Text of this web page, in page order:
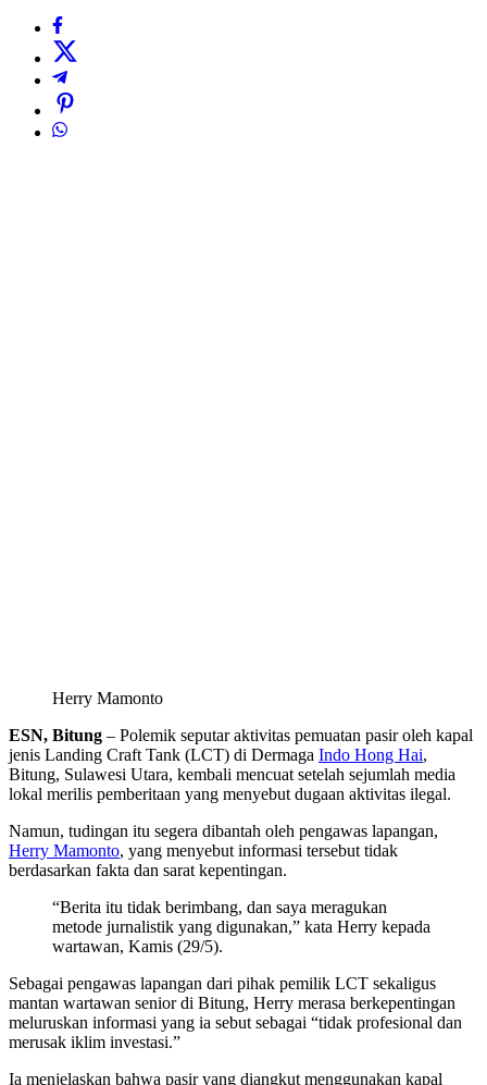
Herry Mamonto
ESN, Bitung – Polemik seputar aktivitas pemuatan pasir oleh kapal
jenis Landing Craft Tank (LCT) di Dermaga Indo Hong Hai,
Bitung, Sulawesi Utara, kembali mencuat setelah sejumlah media
lokal merilis pemberitaan yang menyebut dugaan aktivitas ilegal.
Namun, tudingan itu segera dibantah oleh pengawas lapangan,
Herry Mamonto, yang menyebut informasi tersebut tidak
berdasarkan fakta dan sarat kepentingan.
“Berita itu tidak berimbang, dan saya meragukan
metode jurnalistik yang digunakan,” kata Herry kepada
wartawan, Kamis (29/5).
Sebagai pengawas lapangan dari pihak pemilik LCT sekaligus
mantan wartawan senior di Bitung, Herry merasa berkepentingan
meluruskan informasi yang ia sebut sebagai “tidak profesional dan
merusak iklim investasi.”
Ia menjelaskan bahwa pasir yang diangkut menggunakan kapal